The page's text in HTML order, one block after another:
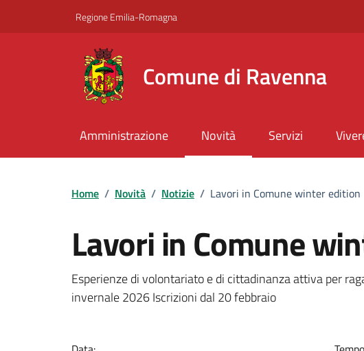
Regione Emilia-Romagna
Comune di Ravenna
Amministrazione Novità Servizi
Home / Novità / Notizie / Lavori in Comune winter edition
Lavori in Comune
Dettagli della notizia
Esperienze di volontariato e di cittadinanza attiva per
invernale 2026 Iscrizioni dal 20 febbraio